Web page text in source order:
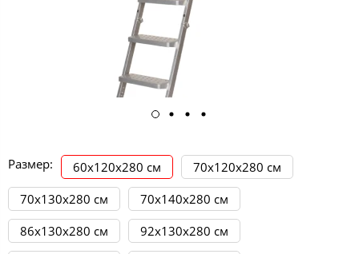
Размер: 60х120х280 см
70х120х280 см
70х130х280 см
70х140х280 см
86х130х280 см
92х130х280 см